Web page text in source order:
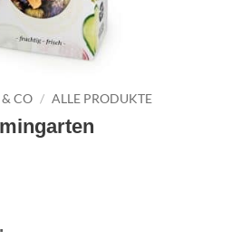
& CO / ALLE PRODUKTE